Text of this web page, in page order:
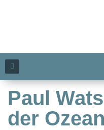
Paul
der